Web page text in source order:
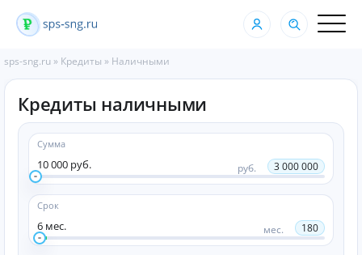
sps-sng.ru » Кредиты » Наличными
Кредиты наличными
Сумма
10 000 руб. руб. 3 000 000
Срок
6 мес. мес. 180